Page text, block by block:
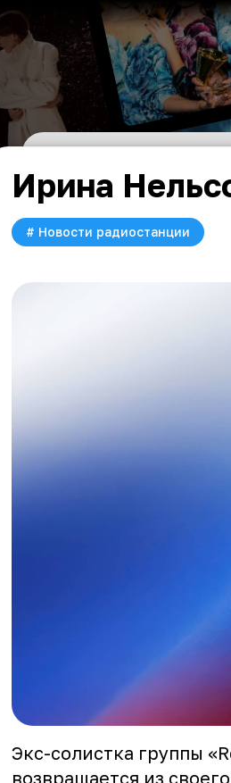
Ирина
# Новости радиостанции
Экс-солистка группы
возвращается из